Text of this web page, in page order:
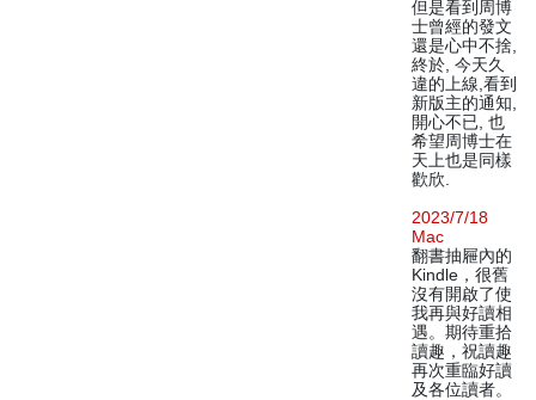
但是看到周博
士曾經的發文
還是心中不捨,
終於, 今天久
違的上線,看到
新版主的通知,
開心不已, 也
希望周博士在
天上也是同樣
歡欣.
2023/7/18
Mac
翻書抽屜內的
Kindle，很舊
沒有開啟了使
我再與好讀相
遇。期待重拾
讀趣，祝讀趣
再次重臨好讀
及各位讀者。